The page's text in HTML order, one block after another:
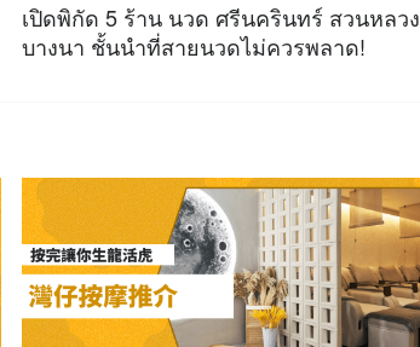
เปิดพิกัด 5 ร้าน นวด ศรีนครินทร์ สวนหลวง
บางนา ชั้นนำที่สายนวดไม่ควรพลาด!